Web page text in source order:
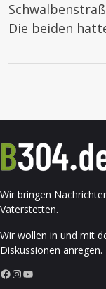
Die beiden
Wir bringen
Vaterstetten.
Wir wollen in und mit
Diskussionen anregen.
Facebook InstagramYouTube